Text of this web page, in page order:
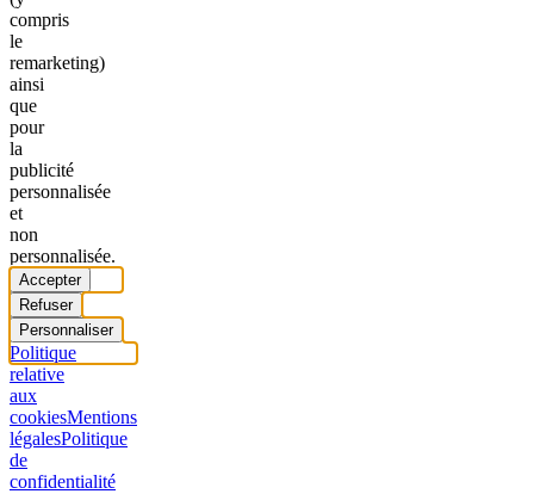
compris
le
remarketing)
ainsi
que
pour
la
publicité
personnalisée
et
non
personnalisée.
Accepter
Refuser
Personnaliser
Politique
relative
aux
cookiesMentions
légalesPolitique
de
confidentialité